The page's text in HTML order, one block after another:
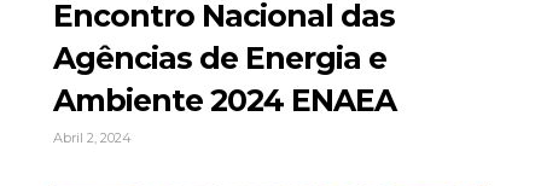
Encontro Nacional das
Agências de Energia e
Ambiente 2024 ENAEA
Abril 2, 2024